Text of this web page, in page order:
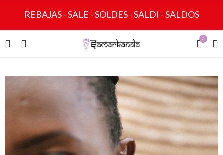
REBAJAS - SALE - SOLDES - SALDI - SALDOS
0